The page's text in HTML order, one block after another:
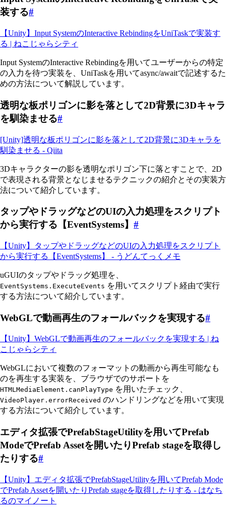
装する#
【Unity】Input SystemのInteractive RebindingをUniTaskで実装す
る | ねこじゃらシティ
Input SystemのInteractive Rebindingを用いてユーザーからの特定
の入力を待つ実装を、UniTaskを用いてasync/awaitで記述するた
めの方法について解説しています。
透明な板ポリゴンに影を落として2D背景に3Dキャラ
を馴染ませる#
[Unity]透明な板ポリゴンに影を落として2D背景に3Dキャラを
馴染ませる - Qiita
3Dキャラクターの影を透明なポリゴン下に落とすことで、2D
で表現される背景となじませるテクニックの紹介とその実装方
法について紹介しています。
タップやドラッグなどのUIの入力処理をスクリプト
から実行する【EventSystems】 #
【Unity】タップやドラッグなどのUIの入力処理をスクリプト
から実行する【EventSystems】 - うどんてっくメモ
uGUIのタップやドラッグ処理を、
EventSystems.ExecuteEvents を用いてスクリプト経由で実行
する方法について紹介しています。
WebGLで動画再生のフォールバックを実現する#
【Unity】WebGLで動画再生のフォールバックを実現する | ね
こじゃらシティ
WebGLにおいて複数のフォーマットの動画から再生可能なも
のを再生する実装を、ブラウザでのサポートを
HTMLMediaElement.canPlayType を用いたチェック、
VideoPlayer.errorReceived のハンドリングなどを用いて実現
する方法について紹介しています。
エディタ拡張でPrefabStageUtilityを用いてPrefab
ModeでPrefab Assetを開いたりPrefab stageを取得し
たりする#
【Unity】エディタ拡張でPrefabStageUtilityを用いてPrefab Mode
でPrefab Assetを開いたりPrefab stageを取得したりする - はなち
るのマイノート